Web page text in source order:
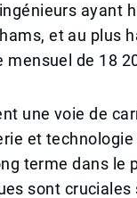
ayant
et au plus
mensuel de 18
une voie de
et
terme dans le
sont